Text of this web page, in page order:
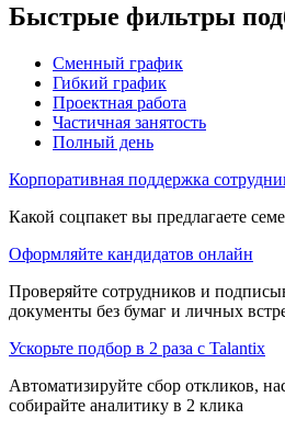
Быстрые фильтры
Сменный график
Гибкий график
Проектная работа
Частичная занятость
Полный день
Корпоративная поддержка
Какой соцпакет вы предлагаете
Оформляйте кандидатов онлайн
Проверяйте сотрудников и
документы без бумаг и личных
Ускорьте подбор в 2 раза с Talantix
Автоматизируйте сбор откликов,
собирайте аналитику в 2 клика